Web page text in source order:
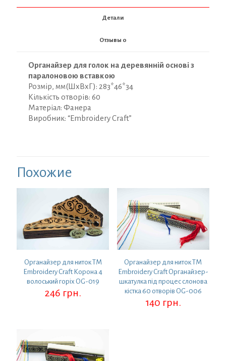
шкатулка
отворів
OG-
Детали
Отзывы 0
Органайзер для голок на деревянній основі з
паралоновою вставкою
Розмір, мм(ШхВхГ): 283*46*34
Кількість отворів: 60
Матеріал: Фанера
Виробник: “Embroidery Craft”
Похожие
Органайзер для ниток ТМ
Embroidery Craft Корона 4
волоський горіх OG-019
246 грн.
Органайзер для ниток ТМ
Embroidery Craft Органайзер-
шкатулка під процес слонова
кістка 60 отворів OG-006
140 грн.